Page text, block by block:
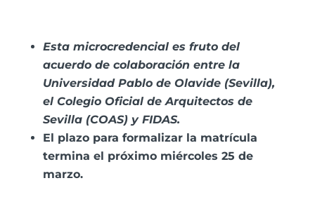
Esta microcredencial es fruto del
acuerdo de colaboración entre la
Universidad Pablo de Olavide (Sevilla),
el Colegio Oficial de Arquitectos de
Sevilla (COAS) y FIDAS.
El plazo para formalizar la matrícula
termina el próximo miércoles 25 de
marzo.